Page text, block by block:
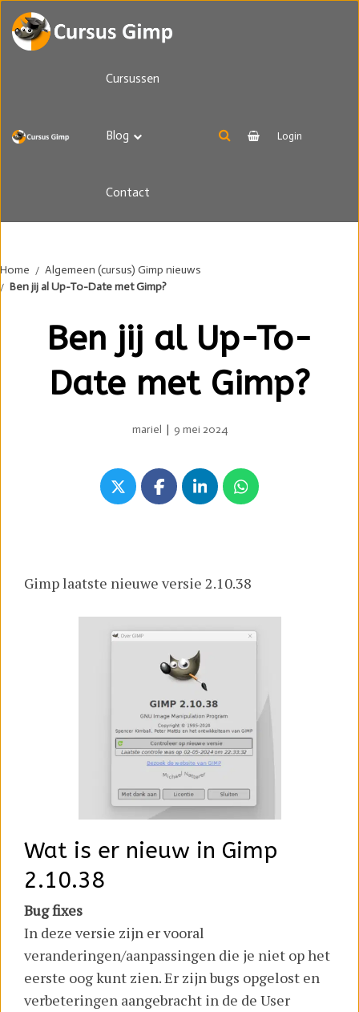
Cursussen
Blog
Contact
Login
Home
Algemeen (cursus) Gimp nieuws
Ben jij al Up-To-Date met Gimp?
Ben jij al Up-To-
Date met Gimp?
mariel | 9 mei 2024
Gimp laatste nieuwe versie 2.10.38
Wat is er nieuw in Gimp
2.10.38
Bug fixes
In deze versie zijn er vooral
veranderingen/aanpassingen die je niet op het
eerste oog kunt zien. Er zijn bugs opgelost en
verbeteringen aangebracht in de de User